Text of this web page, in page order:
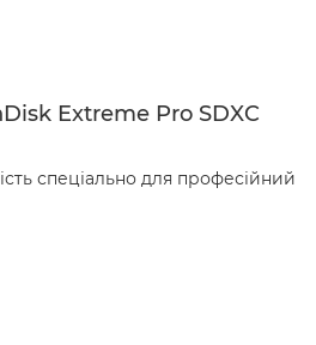
Extreme Pro SDXC
спеціально для професійний